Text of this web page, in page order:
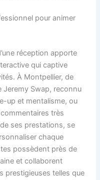
pour animer
réception apporte
qui captive
À Montpellier, de
Swap, reconnu
up et mentalisme, ou
très
ses prestations, se
chaque
possèdent près de
et collaborent
prestigieuses telles que